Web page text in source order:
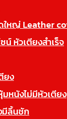
ใหญ่ Leather
หัวเตียงสำเร็จ
ยง
หนังไม่มีหัวเตียง
มีลิ้นชัก